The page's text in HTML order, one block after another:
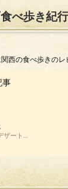
関西食べ歩き
西の食べ歩きのレ
事
ザート店
べ歩き紀行